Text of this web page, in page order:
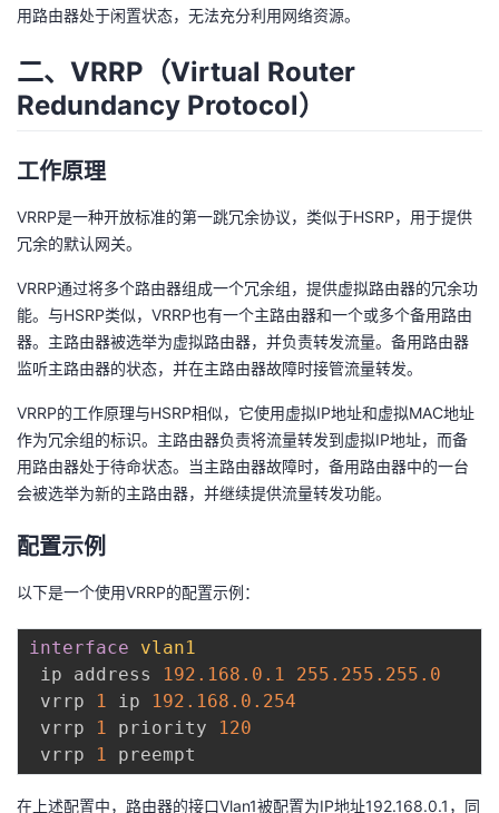
用路由器处于闲置状态，无法充分利用网络资源。
二、VRRP（Virtual Router
Redundancy Protocol）
工作原理
VRRP是一种开放标准的第一跳冗余协议，类似于HSRP，用于提供
冗余的默认网关。
VRRP通过将多个路由器组成一个冗余组，提供虚拟路由器的冗余功
能。与HSRP类似，VRRP也有一个主路由器和一个或多个备用路由
器。主路由器被选举为虚拟路由器，并负责转发流量。备用路由器
监听主路由器的状态，并在主路由器故障时接管流量转发。
VRRP的工作原理与HSRP相似，它使用虚拟IP地址和虚拟MAC地址
作为冗余组的标识。主路由器负责将流量转发到虚拟IP地址，而备
用路由器处于待命状态。当主路由器故障时，备用路由器中的一台
会被选举为新的主路由器，并继续提供流量转发功能。
配置示例
以下是一个使用VRRP的配置示例：
interface
vlan1
ip address
192.168 .0 .1 255.255 .255 .0
vrrp
1 ip 192.168 .0 .254
vrrp
1 priority
120
vrrp
1
在上述配置中，路由器的接口Vlan1被配置为IP地址192.168.0.1，同